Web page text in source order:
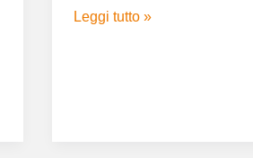
Leggi tutto »